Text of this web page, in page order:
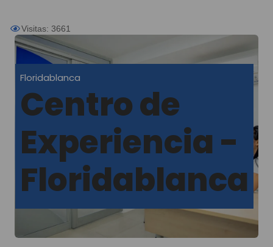
Visitas: 3661
Floridablanca
Centro de
Experiencia -
Floridablanca